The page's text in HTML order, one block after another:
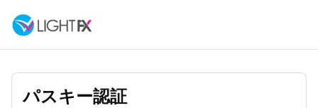
パスキー認証